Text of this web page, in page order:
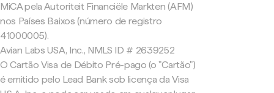
MiCA pela Autoriteit Financiële Markten (AFM)
nos Países Baixos (número de registro
41000005).
Avian Labs USA, Inc., NMLS ID # 2639252
O Cartão Visa de Débito Pré-pago (o "Cartão")
é emitido pelo Lead Bank sob licença da Visa